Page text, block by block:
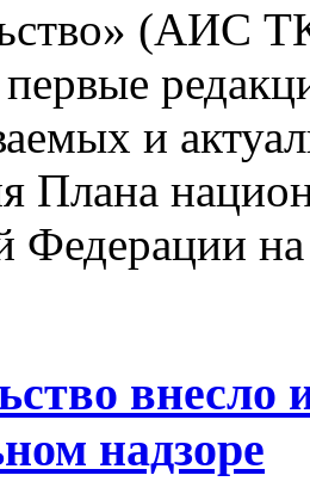
(АИС
и
Плана
Федерации
внесло
надзоре